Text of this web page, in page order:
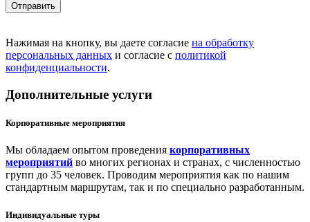
Нажимая на кнопку, вы даете согласие на обработку
персональных данных и согласие с политикой
конфиденциальности.
Дополнительные услуги
Корпоративные мероприятия
Мы обладаем опытом проведения корпоративных
мероприятий во многих регионах и странах, с численностью
групп до 35 человек. Проводим мероприятия как по нашим
стандартным маршрутам, так и по специально разработанным.
Индивидуальные туры